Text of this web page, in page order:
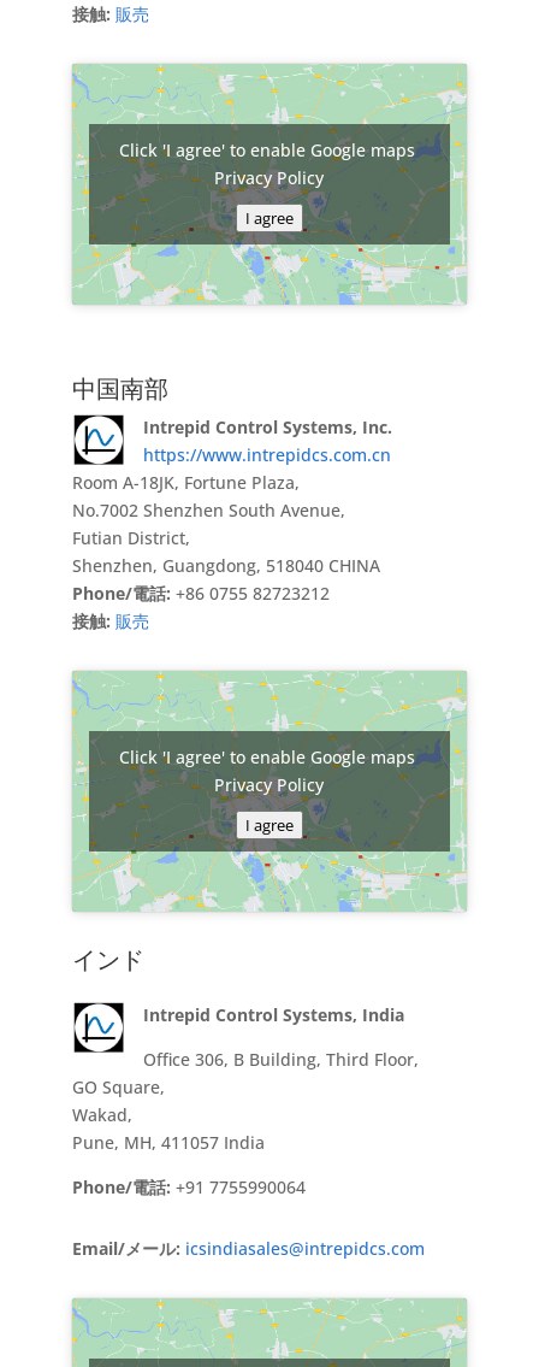
接触: 販売
Click 'I agree' to enable Google maps
Privacy Policy
I agree
中国南部
Intrepid Control Systems, Inc.
https://www.intrepidcs.com.cn
Room A-18JK, Fortune Plaza,
No.7002 Shenzhen South Avenue,
Futian District,
Shenzhen, Guangdong, 518040 CHINA
Phone/電話: +86 0755 82723212
接触: 販売
Click 'I agree' to enable Google maps
Privacy Policy
I agree
インド
Intrepid Control Systems, India
Office 306, B Building, Third Floor,
GO Square,
Wakad,
Pune, MH, 411057 India
Phone/電話: +91 7755990064
Email/メール: icsindiasales@intrepidcs.com